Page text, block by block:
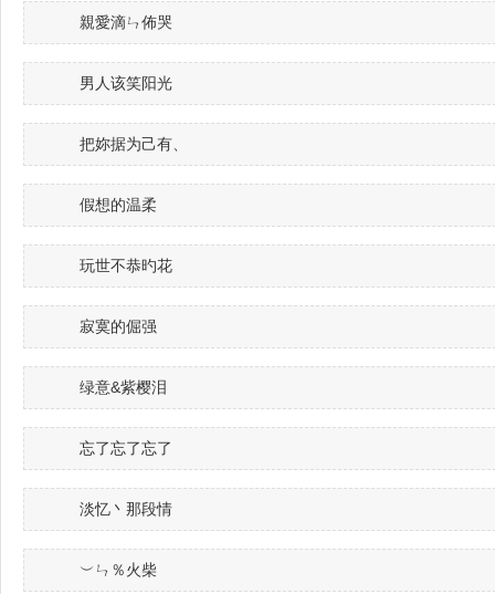
親愛滴ㄣ佈哭
男人该笑阳光
把妳据为己有、
假想的温柔
玩世不恭旳花
寂寞的倔强
绿意&紫樱泪
忘了忘了忘了
淡忆丶那段情
︶ㄣ％火柴